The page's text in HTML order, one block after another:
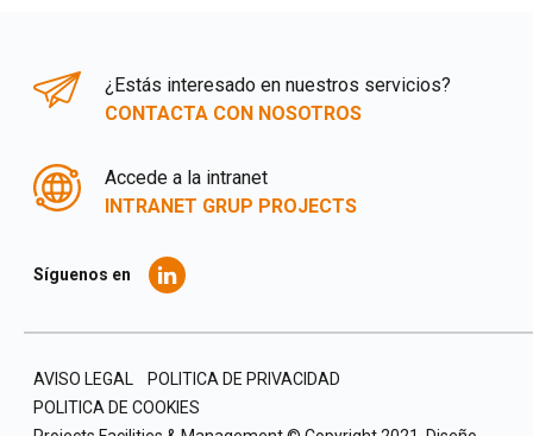
¿Estás interesado en nuestros servicios?
CONTACTA CON NOSOTROS
Accede a la intranet
INTRANET GRUP PROJECTS
Síguenos en
AVISO LEGAL
POLITICA DE PRIVACIDAD
POLITICA DE COOKIES